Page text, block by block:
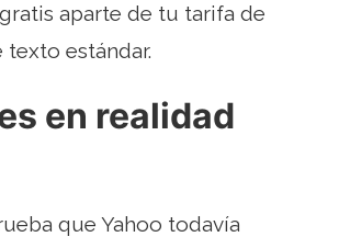
aparte de tu tarifa de
texto estándar.
en realidad
que Yahoo todavía